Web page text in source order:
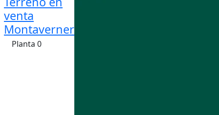
venta
Montaverner
Planta 0